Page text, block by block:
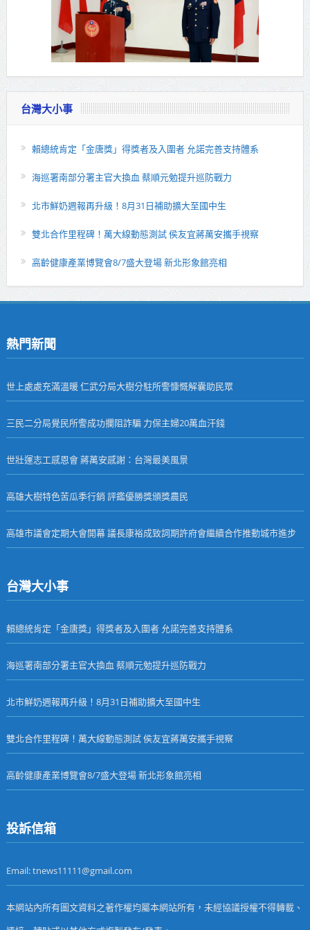
台灣大小事
賴總統肯定「金唐獎」得獎者及入圍者 允諾完善支持體系
海巡署南部分署主官大換血 蔡順元勉提升巡防戰力
北市鮮奶週報再升級！8月31日補助擴大至國中生
雙北合作里程碑！萬大線動態測試 侯友宜蔣萬安攜手視察
高齡健康產業博覽會8/7盛大登場 新北形象館亮相
熱門新聞
世上處處充滿溫暖 仁武分局大樹分駐所警慷慨解囊助民眾
三民二分局覺民所警成功攔阻詐騙 力保主婦20萬血汗錢
世壯運志工感恩會 蔣萬安感謝：台灣最美風景
高雄大樹特色苦瓜季行銷 評鑑優勝獎頒獎農民
高雄市議會定期大會開幕 議長康裕成致詞期許府會繼續合作推動城市進步
台灣大小事
賴總統肯定「金唐獎」得獎者及入圍者 允諾完善支持體系
海巡署南部分署主官大換血 蔡順元勉提升巡防戰力
北市鮮奶週報再升級！8月31日補助擴大至國中生
雙北合作里程碑！萬大線動態測試 侯友宜蔣萬安攜手視察
高齡健康產業博覽會8/7盛大登場 新北形象館亮相
投訴信箱
Email: tnews11111@gmail.com
本網站內所有圖文資料之著作權均屬本網站所有，未經協議授權不得轉載、